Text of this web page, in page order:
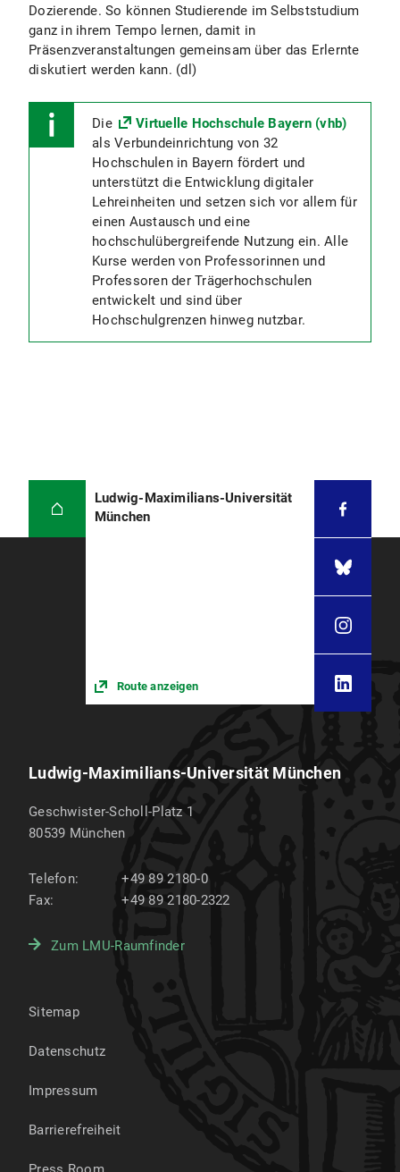
Dozierende. So können Studierende im Selbststudium
ganz in ihrem Tempo lernen, damit in
Präsenzveranstaltungen gemeinsam über das Erlernte
diskutiert werden kann. (dl)
Die
Virtuelle Hochschule Bayern (vhb)
als Verbundeinrichtung von 32
Hochschulen in Bayern fördert und
unterstützt die Entwicklung digitaler
Lehreinheiten und setzen sich vor allem für
einen Austausch und eine
hochschulübergreifende Nutzung ein. Alle
Kurse werden von Professorinnen und
Professoren der Trägerhochschulen
entwickelt und sind über
Hochschulgrenzen hinweg nutzbar.
Ludwig-Maximilians-Universität
München
Route anzeigen
Ludwig-Maximilians-Universität München
Geschwister-Scholl-Platz 1
80539 München
Telefon:
+49 89 2180-0
Fax:
+49 89 2180-2322
Zum LMU-Raumfinder
Sitemap
Datenschutz
Impressum
Barrierefreiheit